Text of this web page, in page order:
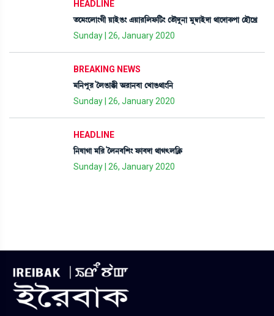
HEADLINE
t¡ì³}ìºà}Kã ÚàÒüR¡} &Úà¹[ºó¡[i¡} ët¡ïƒå>à ³å´¬àÒüƒà =àìƒàA¡šà ëÒïìJø
Sunday | 26, January 2020
BREAKING NEWS
³[>šå¹ íºR¡àB¡ã "¹à>¤à ëJàR¡=à}[>
Sunday | 26, January 2020
HEADLINE
[>ÈàKà ³[¹ íº>¤[Å} ó¡à¤ƒà =àK;º[AÃ¡
Sunday | 26, January 2020